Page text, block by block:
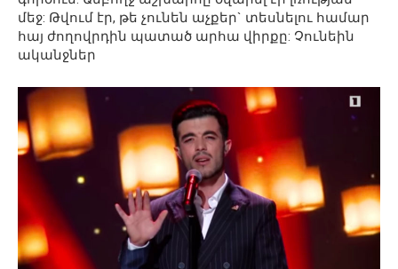
մեջ: Թվում էր, թե չունեն աչքեր` տեսնելու համար
հայ ժողովրդին պատած արհա վիրքը: Չունեին
ականջներ